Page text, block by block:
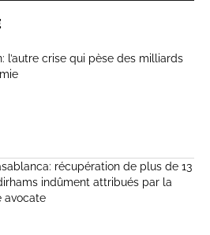
l’autre crise qui pèse des milliards
récupération de plus de 13
indûment attribués par la
avocate